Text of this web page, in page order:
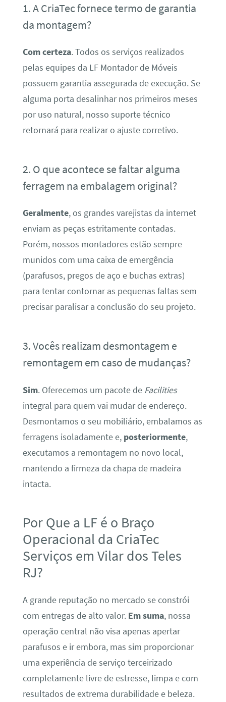
1. A CriaTec fornece termo de garantia
da montagem?
Com certeza. Todos os serviços realizados
pelas equipes da LF Montador de Móveis
possuem garantia assegurada de execução. Se
alguma porta desalinhar nos primeiros meses
por uso natural, nosso suporte técnico
retornará para realizar o ajuste corretivo.
2. O que acontece se faltar alguma
ferragem na embalagem original?
Geralmente, os grandes varejistas da internet
enviam as peças estritamente contadas.
Porém, nossos montadores estão sempre
munidos com uma caixa de emergência
(parafusos, pregos de aço e buchas extras)
para tentar contornar as pequenas faltas sem
precisar paralisar a conclusão do seu projeto.
3. Vocês realizam desmontagem e
remontagem em caso de mudanças?
Sim. Oferecemos um pacote de Facilities
integral para quem vai mudar de endereço.
Desmontamos o seu mobiliário, embalamos as
ferragens isoladamente e, posteriormente,
executamos a remontagem no novo local,
mantendo a firmeza da chapa de madeira
intacta.
Por Que a LF é o Braço
Operacional da CriaTec
Serviços em Vilar dos Teles
RJ?
A grande reputação no mercado se constrói
com entregas de alto valor. Em suma, nossa
operação central não visa apenas apertar
parafusos e ir embora, mas sim proporcionar
uma experiência de serviço terceirizado
completamente livre de estresse, limpa e com
resultados de extrema durabilidade e beleza.